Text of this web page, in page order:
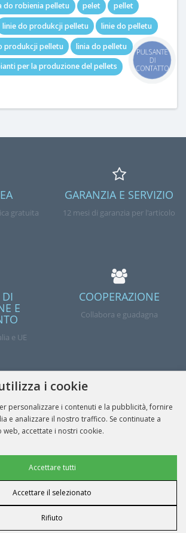
do robienia pelletu
pelet
pellet
linie do produkcji pelletu
linie do pelletu
produkcji pelletu
linia do pelletu
per la produzione del pellets
gratuita
GARANZIA E SERVIZIO
12 mesi di garanzia per l'articolo
E
e UE
COOPERAZIONE
Collabora e guadagna
i cookie
personalizzare i contenuti e la pubblicità, fornire
e analizzare il nostro traffico. Se continuate a
accettate i nostri cookie.
dell'utente
della pubblicità
Accettare tutti
Accettare il selezionato
Rifiuto
PULSANTE
DI
CONTATTO